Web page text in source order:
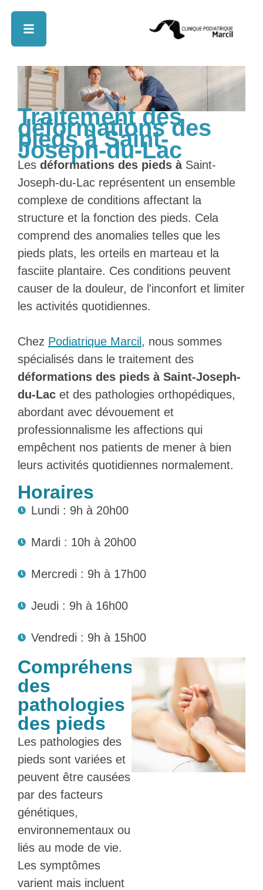
Traitement des
déformations des
pieds à Saint-
Joseph-du-Lac
Les déformations des pieds à Saint-
Joseph-du-Lac représentent un ensemble
complexe de conditions affectant la
structure et la fonction des pieds. Cela
comprend des anomalies telles que les
pieds plats, les orteils en marteau et la
fasciite plantaire. Ces conditions peuvent
causer de la douleur, de l'inconfort et limiter
les activités quotidiennes.
Chez Podiatrique Marcil , nous sommes
spécialisés dans le traitement des
déformations des pieds à Saint-Joseph-
du-Lac et des pathologies orthopédiques,
abordant avec dévouement et
professionnalisme les affections qui
empêchent nos patients de mener à bien
leurs activités quotidiennes normalement.
Horaires
Lundi : 9h à 20h00
Mardi : 10h à 20h00
Mercredi : 9h à 17h00
Jeudi : 9h à 16h00
Vendredi : 9h à 15h00
Compréhension
des
pathologies
des pieds
Les pathologies des
pieds sont variées et
peuvent être causées
par des facteurs
génétiques,
environnementaux ou
liés au mode de vie.
Les symptômes
varient mais incluent